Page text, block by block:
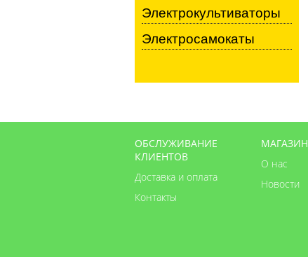
Электрокультиваторы
Электросамокаты
ОБСЛУЖИВАНИЕ
КЛИЕНТОВ
Доставка и оплата
Контакты
МАГАЗИН
О нас
Новости